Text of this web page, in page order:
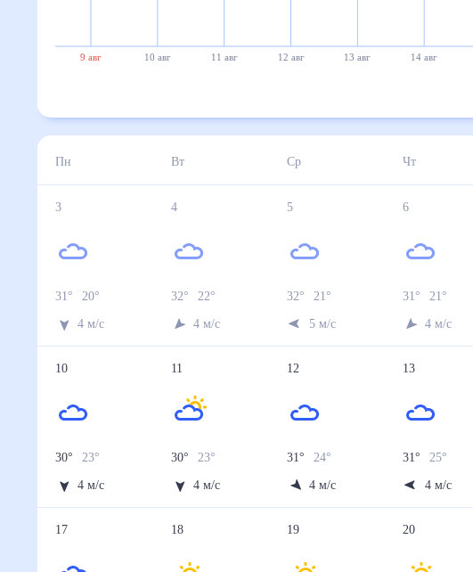
9 авг 10 авг 11 авг 12 авг 13 авг 14 авг
Пн Вт Ср Чт
3
31° 20°
4 м/с
4
32° 22°
4 м/с
5
32° 21°
5 м/с
6
31° 21°
4 м/с
10
30° 23
4 м/с
11
30° 23
4 м/с
12
31° 24°
4 м/с
13
31° 25°
4 м/с
17 18 19 20